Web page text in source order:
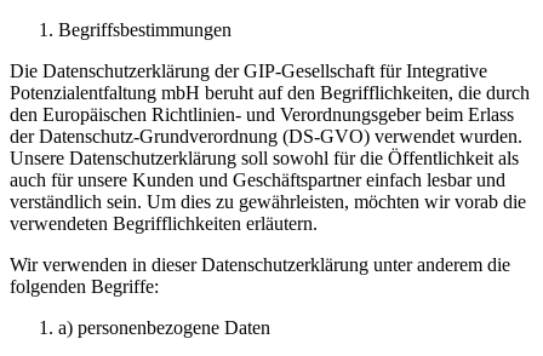
Begriffsbestimmungen
Die Datenschutzerklärung der GIP-Gesellschaft für Integrative
Potenzialentfaltung mbH beruht auf den Begrifflichkeiten, die durch
den Europäischen Richtlinien- und Verordnungsgeber beim Erlass
der Datenschutz-Grundverordnung (DS-GVO) verwendet wurden.
Unsere Datenschutzerklärung soll sowohl für die Öffentlichkeit als
auch für unsere Kunden und Geschäftspartner einfach lesbar und
verständlich sein. Um dies zu gewährleisten, möchten wir vorab die
verwendeten Begrifflichkeiten erläutern.
Wir verwenden in dieser Datenschutzerklärung unter anderem die
folgenden Begriffe:
a) personenbezogene Daten